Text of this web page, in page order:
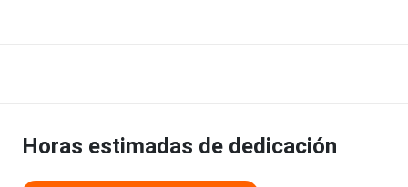
Horas estimadas de dedicación